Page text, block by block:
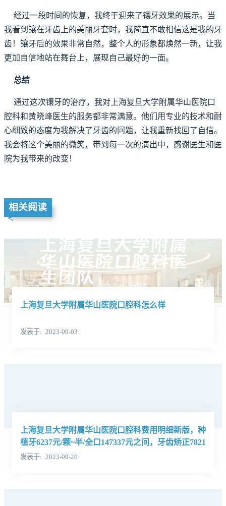
经过一段时间的恢复，我终于迎来了镶牙效果的展示。当
我看到镶在牙齿上的美丽牙套时，我简直不敢相信这是我的牙
齿！镶牙后的效果非常自然，整个人的形象都焕然一新，让我
更加自信地站在舞台上，展现自己最好的一面。
总结
通过这次镶牙的治疗，我对上海复旦大学附属华山医院口
腔科和黄晓峰医生的服务都非常满意。他们用专业的技术和耐
心细致的态度为我解决了牙齿的问题，让我重新找回了自信。
我会将这个美丽的微笑，带到每一次的演出中，感谢医生和医
院为我带来的改变！
相关阅读
上海复旦大学附属华山医院口腔科怎么样
发表于 2023-09-03
上海复旦大学附属华山医院口腔科费用明细新版，种
植牙6237元/颗~半/全口147337元之间，牙齿矫正7821
元起
发表于 2023-09-20